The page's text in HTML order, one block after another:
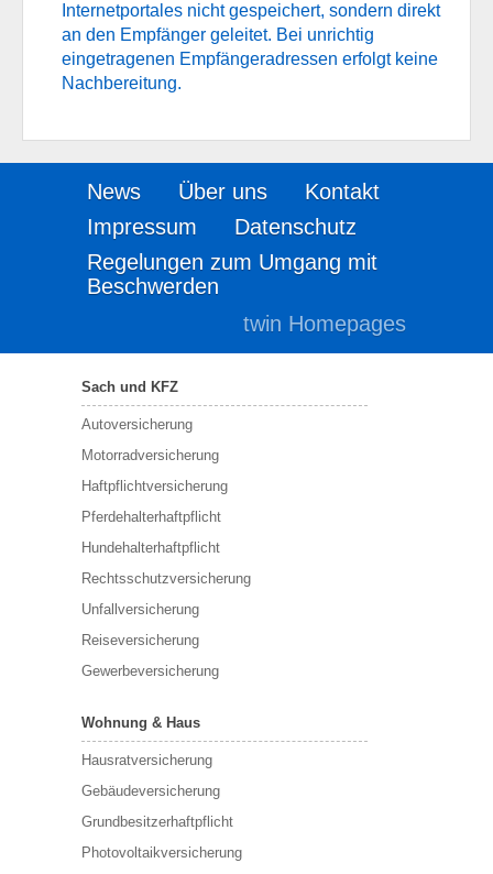
Internetportales nicht gespeichert, sondern direkt
an den Empfänger geleitet. Bei unrichtig
eingetragenen Empfängeradressen erfolgt keine
Nachbereitung.
News Über uns
Kontakt
Impressum
Datenschutz
Regelungen zum Umgang mit
Beschwerden
twin Homepages
Sach und KFZ
Autoversicherung
Motorradversicherung
Haftpflichtversicherung
Pferdehalterhaftpflicht
Hundehalterhaftpflicht
Rechtsschutzversicherung
Unfallversicherung
Reiseversicherung
Gewerbeversicherung
Wohnung & Haus
Hausratversicherung
Gebäudeversicherung
Grundbesitzerhaftpflicht
Photovoltaikversicherung